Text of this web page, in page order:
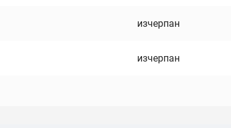
изчерпан
изчерпан